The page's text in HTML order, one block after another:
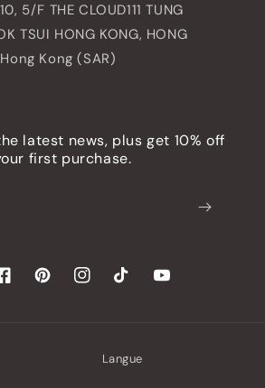
5/F THE CLOUD111 TUNG
TSUI HONG KONG, HONG
Kong (SAR)
latest news, plus get 10% off
first purchase.
PinterestInstagramTikTok YouTube
Langue